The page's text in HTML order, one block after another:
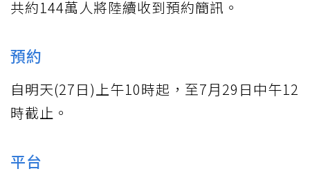
共約144萬人將陸續收到預約簡訊。
預約
自明天(27日)上午10時起，至7月29日中午12
時截止。
平台